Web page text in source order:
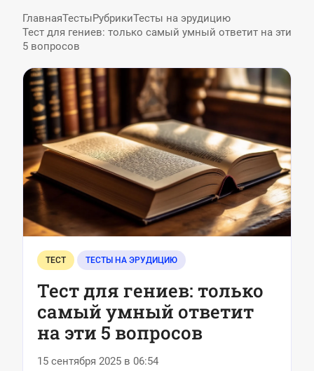
ГлавнаяТестыРубрикиТесты на эрудицию
Тест для гениев: только самый умный ответит на эти
5 вопросов
ТЕСТ ТЕСТЫ НА ЭРУДИЦИЮ
Тест для гениев: только
самый умный ответит
на эти 5 вопросов
15 сентября 2025 в 06:54